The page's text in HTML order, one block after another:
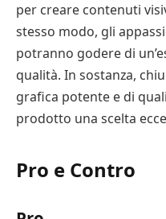
per creare contenuti
stesso modo, gli
potranno godere di
qualità. In sostanza,
grafica potente e di
prodotto una scelta
Pro e Contro